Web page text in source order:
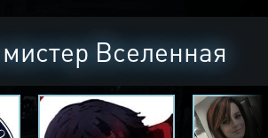
Вселенная